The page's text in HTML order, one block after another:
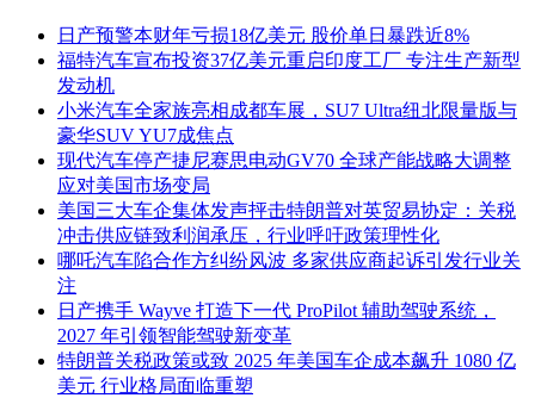
日产预警本财年亏损18亿美元 股价单日暴跌近8%
福特汽车宣布投资37亿美元重启印度工厂 专注生产新型
发动机
小米汽车全家族亮相成都车展，SU7 Ultra纽北限量版与
豪华SUV YU7成焦点
现代汽车停产捷尼赛思电动GV70 全球产能战略大调整
应对美国市场变局
美国三大车企集体发声抨击特朗普对英贸易协定：关税
冲击供应链致利润承压，行业呼吁政策理性化
哪吒汽车陷合作方纠纷风波 多家供应商起诉引发行业关
注
日产携手 Wayve 打造下一代 ProPilot 辅助驾驶系统，
2027 年引领智能驾驶新变革
特朗普关税政策或致 2025 年美国车企成本飙升 1080 亿
美元 行业格局面临重塑